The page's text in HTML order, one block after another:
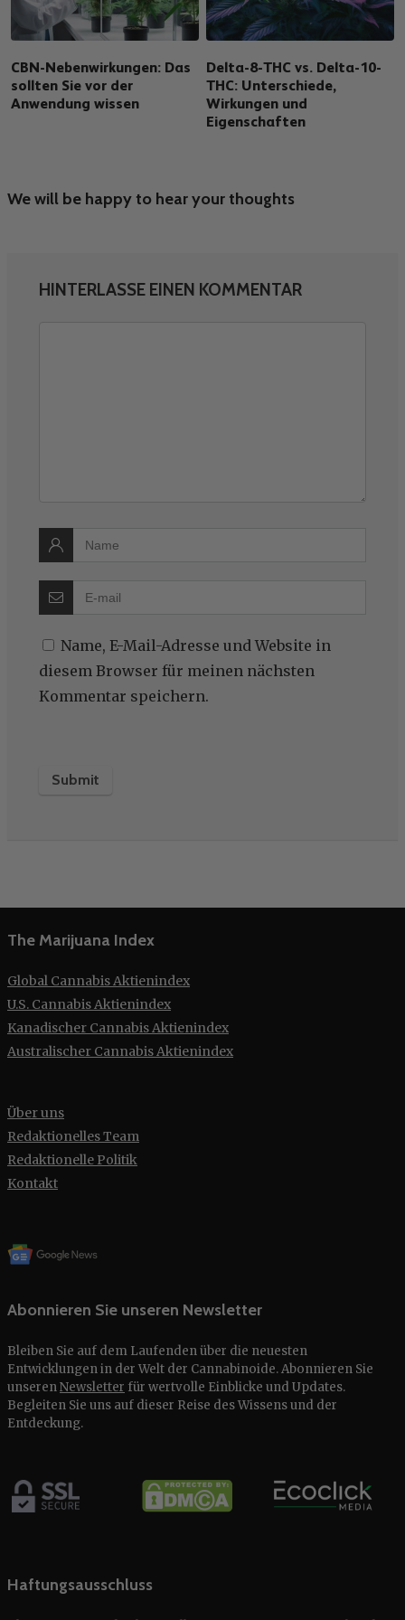
CBN-Nebenwirkungen: Das
sollten Sie vor der
Anwendung wissen
Delta-8-THC vs. Delta-10-
THC: Unterschiede,
Wirkungen und
Eigenschaften
We will be happy to hear your thoughts
HINTERLASSE EINEN KOMMENTAR
Name, E-Mail-Adresse und Website in
diesem Browser für meinen nächsten
Kommentar speichern.
The Marijuana Index
Global Cannabis Aktienindex
U.S. Cannabis Aktienindex
Kanadischer Cannabis Aktienindex
Australischer Cannabis Aktienindex
Über uns
Redaktionelles Team
Redaktionelle Politik
Kontakt
Abonnieren Sie unseren Newsletter
Bleiben Sie auf dem Laufenden über die neuesten
Entwicklungen in der Welt der Cannabinoide. Abonnieren Sie
unserenNewsletter für wertvolle Einblicke und Updates.
Begleiten Sie uns auf dieser Reise des Wissens und der
Entdeckung.
Haftungsausschluss